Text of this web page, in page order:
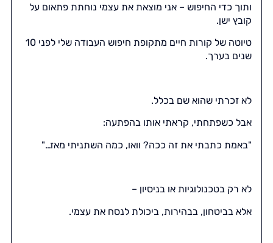
ותוך כדי החיפוש – אני מוצאת את עצמי נוחתת פתאום על
קובץ ישן.
טיוטה של קורות חיים מתקופת חיפוש העבודה שלי לפני 10
שנים בערך.
לא זכרתי שהוא שם בכלל.
אבל כשפתחתי, קראתי אותו בהפתעה:
"באמת כתבתי את זה ככה? וואו, כמה השתניתי מאז…"
לא רק בטכנולוגיות או בניסיון –
אלא בביטחון, בבהירות, ביכולת לנסח את עצמי.